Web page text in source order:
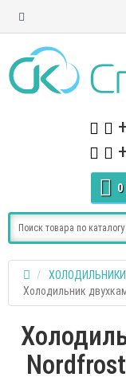
0
ХОЛОДИЛЬНИКИ
Холодильник